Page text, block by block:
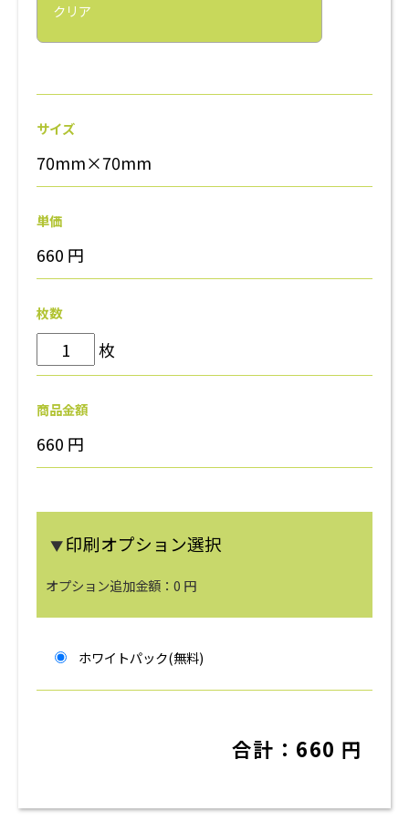
クリア
サイズ
70mm×70mm
単価
660 円
枚数
枚
商品金額
660 円
▼印刷オプション選択
オプション追加金額： 0 円
ホワイトパック(無料)
合計： 660 円